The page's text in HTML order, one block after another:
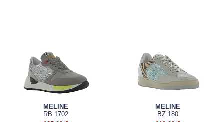
MELINE
RB 1702
MELINE
BZ 180